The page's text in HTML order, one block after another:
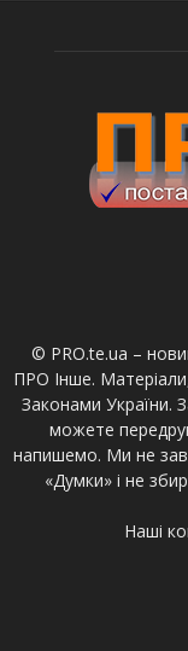
© PRO.te.ua –
ПРО Інше.
Законами України.
можете
напишемо. Ми не
«Думки» і не
Наші